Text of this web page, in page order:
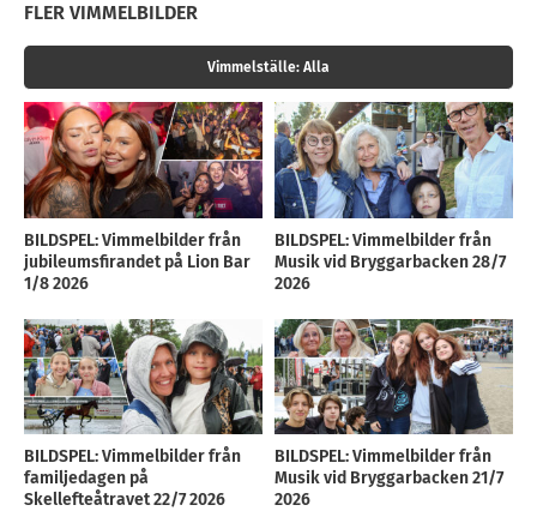
FLER VIMMELBILDER
Vimmelställe: Alla
BILDSPEL: Vimmelbilder från
jubileumsfirandet på Lion Bar
1/8 2026
BILDSPEL: Vimmelbilder från
Musik vid Bryggarbacken 28/7
2026
BILDSPEL: Vimmelbilder från
familjedagen på
Skellefteåtravet 22/7 2026
BILDSPEL: Vimmelbilder från
Musik vid Bryggarbacken 21/7
2026